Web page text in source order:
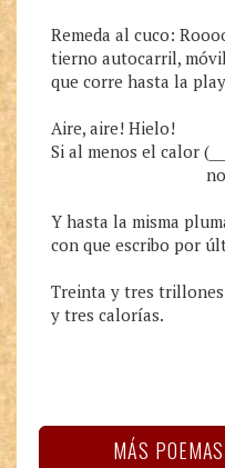
Remeda al cuco:
tierno autocarril,
que corre hasta la
Aire, aire! Hielo!
Si al menos el calor
Y hasta la misma
con que escribo por
Treinta y tres
MÁS